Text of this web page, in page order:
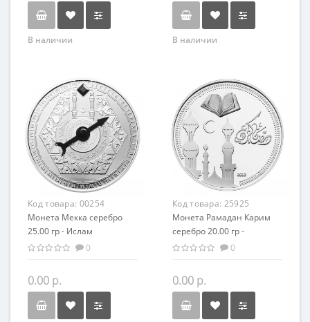
В наличии В наличии
Код товара: 00254
Монета Мекка серебро
25.00 гр - Ислам
Саудовская Аравия
0
0.00 р.
Код товара: 25925
Монета Рамадан Карим
серебро 20.00 гр -
Исламский праздник
0
0.00 р.